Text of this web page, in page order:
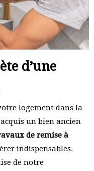
d’une
logement dans la
un bien ancien
de remise à
indispensables.
de notre